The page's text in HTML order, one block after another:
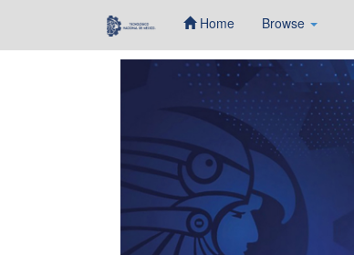
Home Browse